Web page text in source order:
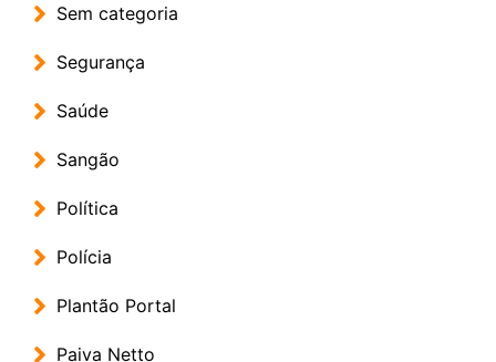
Sem categoria
Segurança
Saúde
Sangão
Política
Polícia
Plantão Portal
Paiva Netto